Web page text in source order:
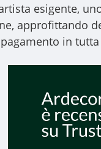
esigente,
approfittando
in